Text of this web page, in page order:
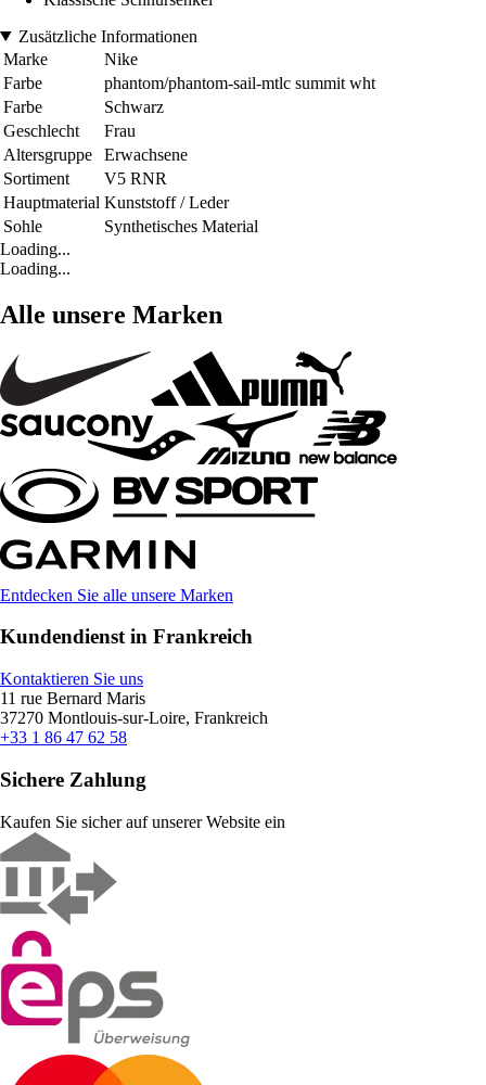
Zusätzliche Informationen
Marke
Nike
Farbe
phantom/phantom-sail-mtlc summit wht
Farbe
Schwarz
Geschlecht
Frau
Altersgruppe
Erwachsene
Sortiment
V5 RNR
Hauptmaterial Kunststoff / Leder
Sohle
Synthetisches Material
Loading...
Loading...
Alle unsere Marken
Entdecken Sie alle unsere Marken
Kundendienst in Frankreich
Kontaktieren Sie uns
11 rue Bernard Maris
37270 Montlouis-sur-Loire, Frankreich
+33 1 86 47 62 58
Sichere Zahlung
Kaufen Sie sicher auf unserer Website ein